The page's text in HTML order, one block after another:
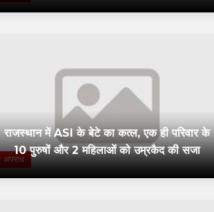
अपराध
राजस्थान में ASI के बेटे का कत्ल, एक ही परिवार के
10 पुरुषों और 2 महिलाओं को उम्रकैद की सजा